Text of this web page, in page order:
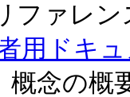
ファレ
用ドキ
概念の概